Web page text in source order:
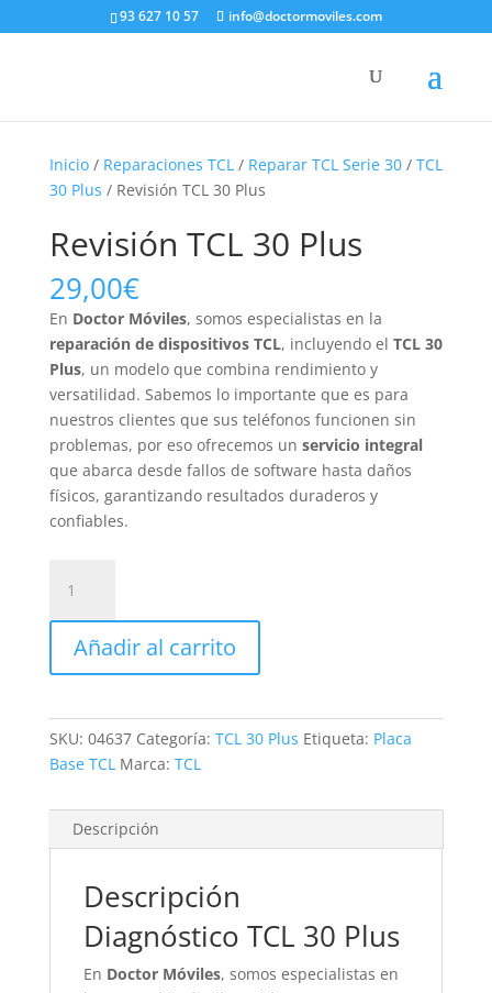
93 627 10 57 info@doctormoviles.com
Inicio/ Reparaciones TCL/ Reparar TCL Serie 30/ TCL
30 Plus / Revisión TCL 30 Plus
Revisión TCL 30 Plus
29,00€
En Doctor Móviles, somos especialistas en la
reparación de dispositivos TCL, incluyendo el TCL 30
Plus, un modelo que combina rendimiento y
versatilidad. Sabemos lo importante que es para
nuestros clientes que sus teléfonos funcionen sin
problemas, por eso ofrecemos un servicio integral
que abarca desde fallos de software hasta daños
físicos, garantizando resultados duraderos y
confiables.
TCL
30
Plus
cantidad
Añadir al carrito
SKU: 04637 Categoría: TCL 30 Plus Etiqueta: Placa
Base TCL Marca: TCL
Descripción
Descripción
Diagnóstico TCL 30 Plus
En Doctor Móviles, somos especialistas en